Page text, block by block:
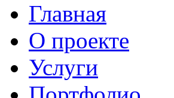
Главная
О проекте
Услуги